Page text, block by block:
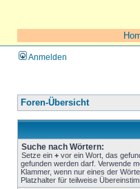
Anmelden
Foren-Übersicht
Suche nach Wörtern:
Setze ein + vor ein Wort, das
gefunden werden darf. Verwende
Klammer, wenn nur eines der
Platzhalter für teilweise